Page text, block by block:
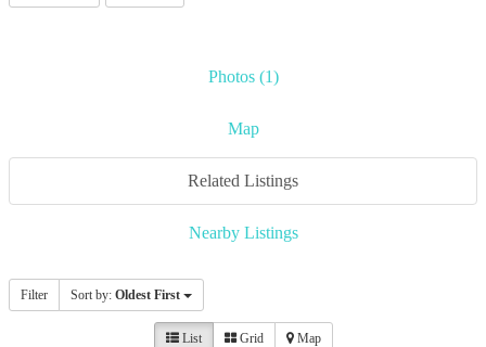
Photos (1)
Map
Related Listings
Nearby Listings
Filter Sort by: Oldest First
List Grid Map